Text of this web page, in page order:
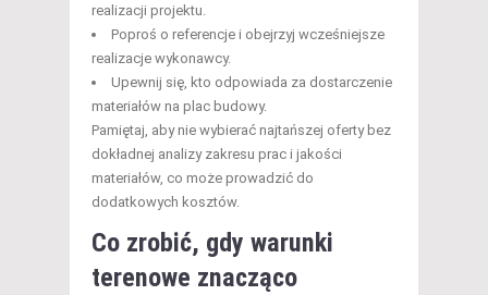
realizacji projektu.
Poproś o referencje i obejrzyj wcześniejsze
realizacje wykonawcy.
Upewnij się, kto odpowiada za dostarczenie
materiałów na plac budowy.
Pamiętaj, aby nie wybierać najtańszej oferty bez
dokładnej analizy zakresu prac i jakości
materiałów, co może prowadzić do
dodatkowych kosztów.
Co zrobić, gdy warunki
terenowe znacząco